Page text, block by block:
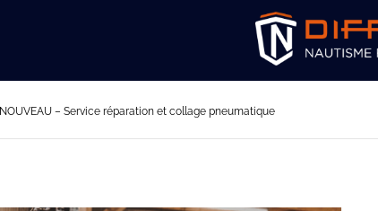
NOUVEAU – Service réparation et collage pneumatique